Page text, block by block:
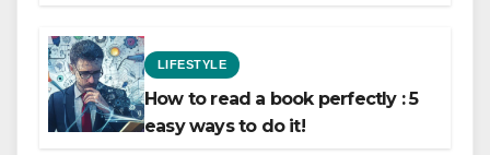
LIFESTYLE
How to read a book perfectly : 5
easy ways to do it!